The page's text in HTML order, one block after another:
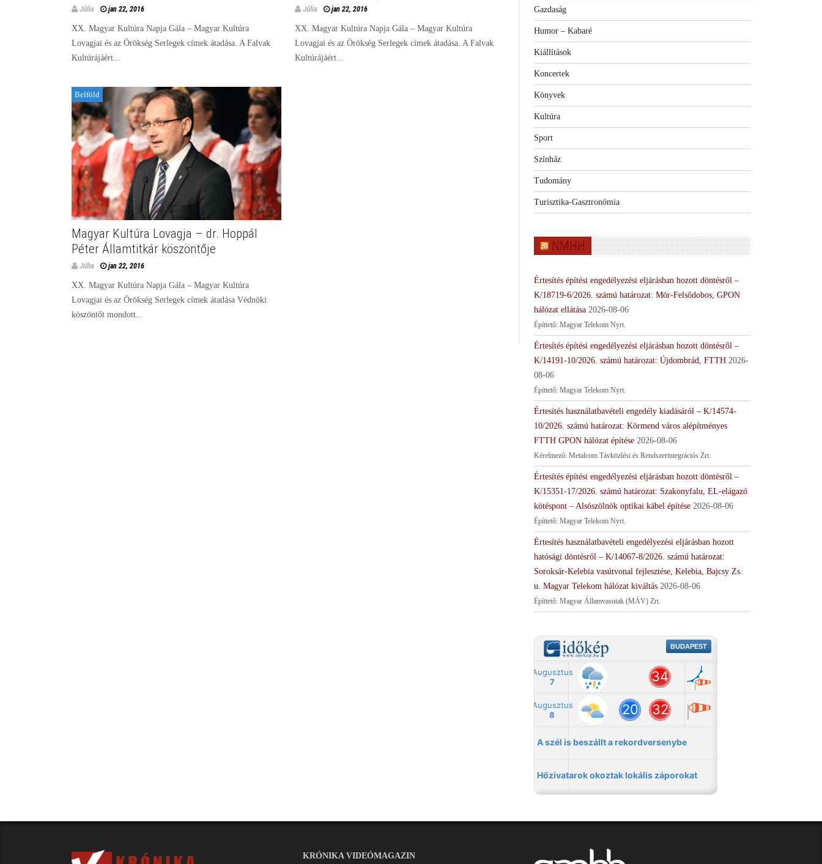
Júlia jan 22, 2016
XX. Magyar Kultúra Napja Gála – Magyar Kultúra
Lovagjai és az Örökség Serlegek címek átadása. A Falvak
Kultúrájáért...
Júlia jan 22, 2016
XX. Magyar Kultúra Napja Gála – Magyar Kultúra
Lovagjai és az Örökség Serlegek címek átadása. A Falvak
Kultúrájáért...
Belföld
Magyar Kultúra Lovagja – dr. Hoppál
Péter Államtitkár köszöntője
Júlia jan 22, 2016
XX. Magyar Kultúra Napja Gála – Magyar Kultúra
Lovagjai és az Örökség Serlegek címek átadása Védnöki
köszöntőt mondott...
Gazdaság
Humor – Kabaré
Kiállítások
Koncertek
Könyvek
Kultúra
Sport
Színház
Tudomány
Turisztika-Gasztronómia
NMHH
Értesítés építési engedélyezési eljárásban hozott döntésről –
K/18719-6/2026. számú határozat: Mór-Felsődobos, GPON
hálózat ellátása 2026-08-06
Építtető: Magyar Telekom Nyrt.
Értesítés építési engedélyezési eljárásban hozott döntésről –
K/14191-10/2026. számú határozat: Újdombrád, FTTH 2026-
08-06
Építtető: Magyar Telekom Nyrt.
Értesítés használatbavételi engedély kiadásáról – K/14574-
10/2026. számú határozat: Körmend város alépítményes
FTTH GPON hálózat építése 2026-08-06
Kérelmező: Metalcom Távközlési és Rendszerintegrációs Zrt.
Értesítés építési engedélyezési eljárásban hozott döntésről –
K/15351-17/2026. számú határozat: Szakonyfalu, EL-elágazó
kötéspont – Alsószölnök optikai kábel építése 2026-08-06
Építtető: Magyar Telekom Nyrt.
Értesítés használatbavételi engedélyezési eljárásban hozott
hatósági döntésről – K/14067-8/2026. számú határozat:
Soroksár-Kelebia vasútvonal fejlesztése, Kelebia, Bajcsy Zs.
u. Magyar Telekom hálózat kiváltás 2026-08-06
Építtető: Magyar Államvasutak (MÁV) Zrt.
KRÓNIKA VIDEÓMAGAZIN